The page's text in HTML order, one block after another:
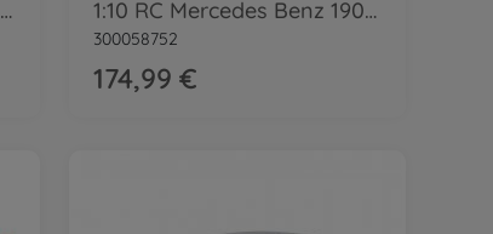
1:10 RC MB G-Klasse G500 (CC-02) 1:10 RC Mercedes Benz 190E König-Pilsener TT-02
300058752
174,99 €